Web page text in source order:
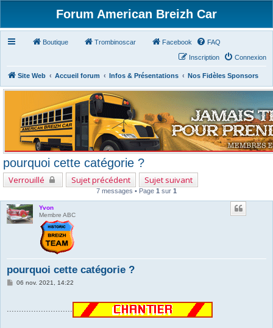
Forum American Breizh Car
Boutique Trombinoscar Facebook FAQ
Connexion
Inscription
Site Web Accueil forum Infos & Présentations Nos Fidèles Sponsors
pourquoi cette catégorie ?
Verrouillé Sujet précédent Sujet suivant
7 messages • Page 1 sur 1
Yvon
Membre ABC
pourquoi cette catégorie ?
M
a
06 nov. 2021, 14:22
...........................